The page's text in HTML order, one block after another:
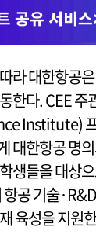
라 대한항공
한다. CEE 주
Institute)
대한항공 명
생들을 대상
공 기술
육성을 지원